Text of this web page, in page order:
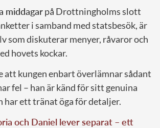
middagarpå Drottningholms slott
i samband med statsbesök, är
som diskuterar menyer, råvaror och
hovets kockar.
att kungen enbart överlämnar sådant
fel – han är känd för sitt genuina
har ett tränat öga för detaljer.
och Daniel lever separat – ett